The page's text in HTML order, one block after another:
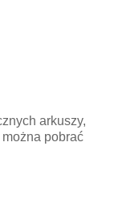
arkuszy,
pobrać